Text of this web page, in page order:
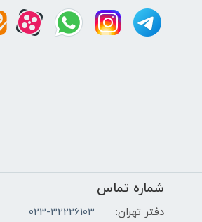
شماره تماس
دفتر تهران: 023-32226103